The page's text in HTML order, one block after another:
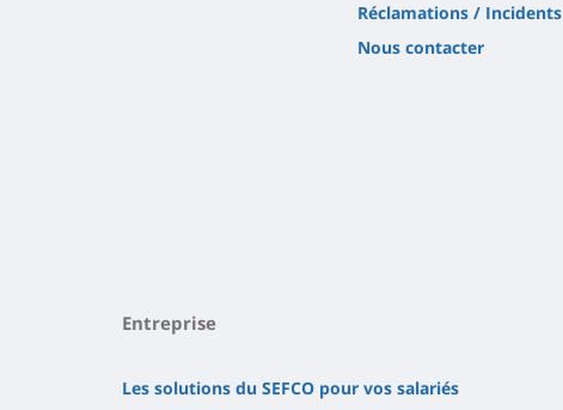
Réclamations / Incidents
Nous contacter
Entreprise
Les solutions du SEFCO pour vos salariés